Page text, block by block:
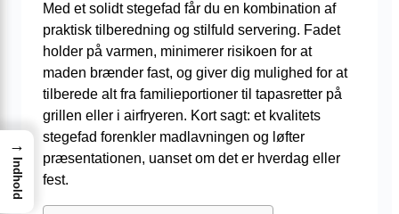
Med et solidt stegefad får du en kombination af
praktisk tilberedning og stilfuld servering. Fadet
holder på varmen, minimerer risikoen for at
maden brænder fast, og giver dig mulighed for at
tilberede alt fra familieportioner til tapasretter på
grillen eller i airfryeren. Kort sagt: et kvalitets
stegefad forenkler madlavningen og løfter
præsentationen, uanset om det er hverdag eller
fest.
→
Indhold